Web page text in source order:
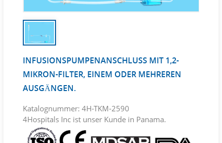
INFUSIONSPUMPENANSCHLUSS MIT 1,2-
MIKRON-FILTER, EINEM ODER MEHREREN
AUSGÄNGEN.
Katalognummer: 4H-TKM-2590
4Hospitals Inc ist unser Kunde in Panama.